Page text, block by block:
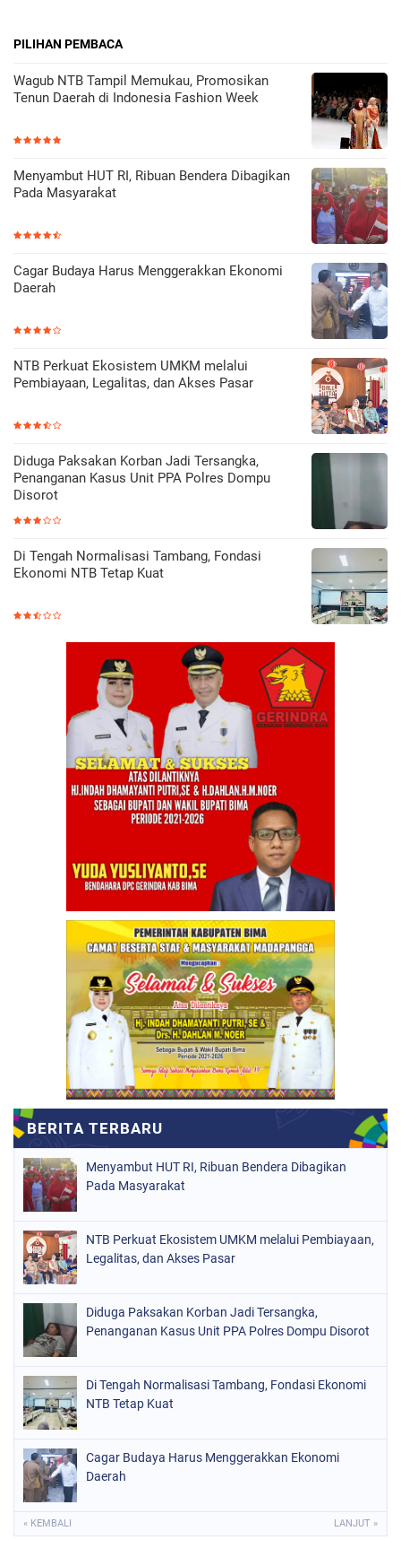
PILIHAN PEMBACA
Wagub NTB Tampil Memukau, Promosikan
Tenun Daerah di Indonesia Fashion Week
Menyambut HUT RI, Ribuan Bendera Dibagikan
Pada Masyarakat
Cagar Budaya Harus Menggerakkan Ekonomi
Daerah
NTB Perkuat Ekosistem UMKM melalui
Pembiayaan, Legalitas, dan Akses Pasar
Diduga Paksakan Korban Jadi Tersangka,
Penanganan Kasus Unit PPA Polres Dompu
Disorot
Di Tengah Normalisasi Tambang, Fondasi
Ekonomi NTB Tetap Kuat
Menyambut HUT RI, Ribuan Bendera Dibagikan
Pada Masyarakat
NTB Perkuat Ekosistem UMKM melalui Pembiayaan,
Legalitas, dan Akses Pasar
Diduga Paksakan Korban Jadi Tersangka,
Penanganan Kasus Unit PPA Polres Dompu Disorot
Di Tengah Normalisasi Tambang, Fondasi Ekonomi
NTB Tetap Kuat
Cagar Budaya Harus Menggerakkan Ekonomi
Daerah
« KEMBALI LANJUT »